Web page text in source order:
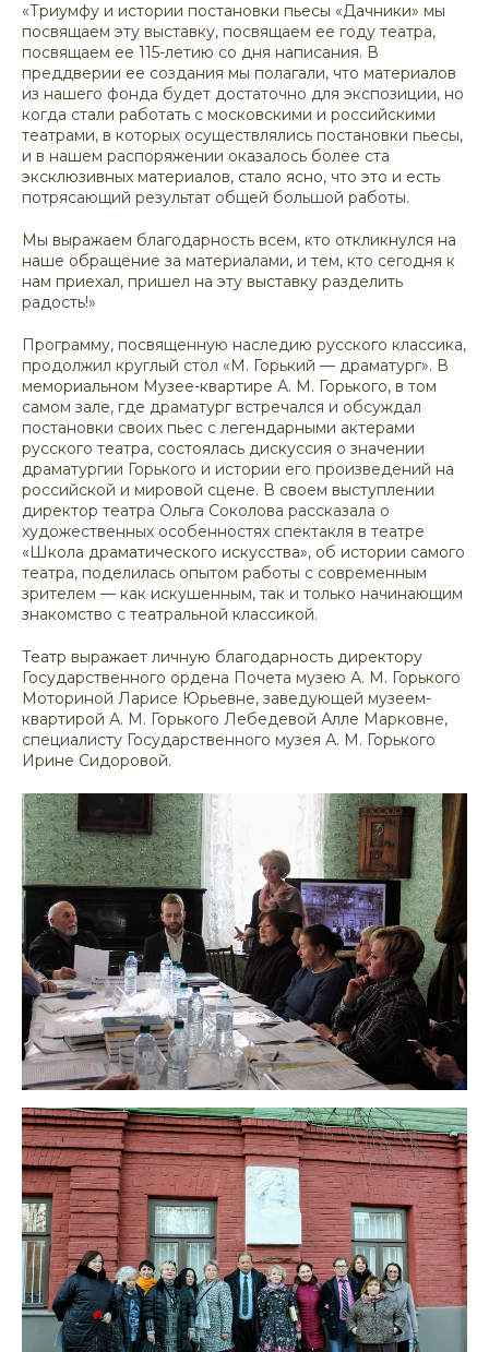
«Триумфу и истории постановки пьесы «Дачники» мы
посвящаем эту выставку, посвящаем ее году театра,
посвящаем ее 115-летию со дня написания. В
преддверии ее создания мы полагали, что материалов
из нашего фонда будет достаточно для экспозиции, но
когда стали работать с московскими и российскими
театрами, в которых осуществлялись постановки пьесы,
и в нашем распоряжении оказалось более ста
эксклюзивных материалов, стало ясно, что это и есть
потрясающий результат общей большой работы.
Мы выражаем благодарность всем, кто откликнулся на
наше обращение за материалами, и тем, кто сегодня к
нам приехал, пришел на эту выставку разделить
радость!»
Программу, посвященную наследию русского классика,
продолжил круглый стол «М. Горький — драматург». В
мемориальном Музее-квартире А. М. Горького, в том
самом зале, где драматург встречался и обсуждал
постановки своих пьес с легендарными актерами
русского театра, состоялась дискуссия о значении
драматургии Горького и истории его произведений на
российской и мировой сцене. В своем выступлении
директор театра Ольга Соколова рассказала о
художественных особенностях спектакля в театре
«Школа драматического искусства», об истории самого
театра, поделилась опытом работы с современным
зрителем — как искушенным, так и только начинающим
знакомство с театральной классикой.
Театр выражает личную благодарность директору
Государственного ордена Почета музею А. М. Горького
Моториной Ларисе Юрьевне, заведующей музеем-
квартирой А. М. Горького Лебедевой Алле Марковне,
специалисту Государственного музея А. М. Горького
Ирине Сидоровой.